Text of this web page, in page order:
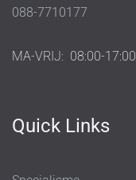
088-7710177
MA-VRIJ: 08:00-17:00
Quick Links